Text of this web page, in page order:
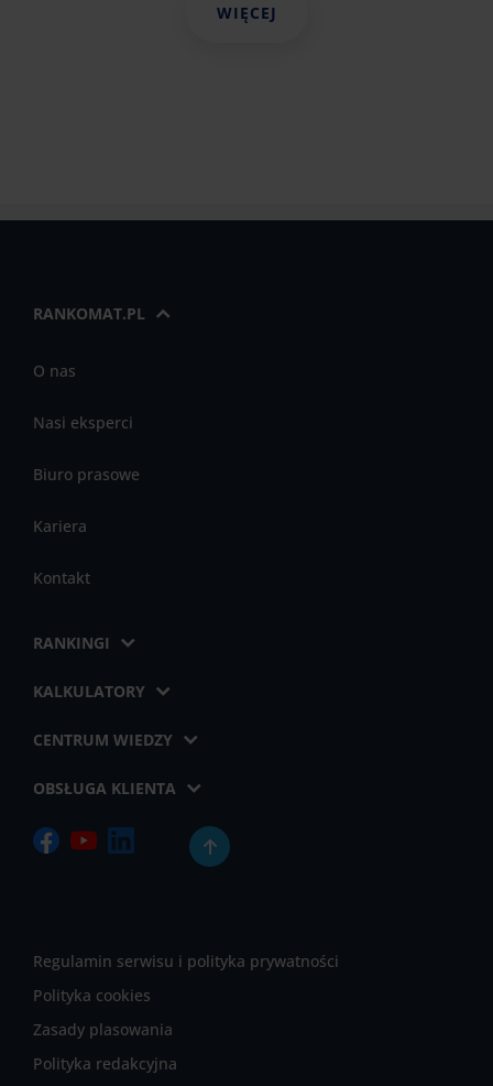
WIĘCEJ
RANKOMAT.PL
O nas
Nasi eksperci
Biuro prasowe
Kariera
Kontakt
RANKINGI
KALKULATORY
CENTRUM WIEDZY
OBSŁUGA KLIENTA
Regulamin serwisu i polityka prywatności
Polityka cookies
Zasady plasowania
Polityka redakcyjna